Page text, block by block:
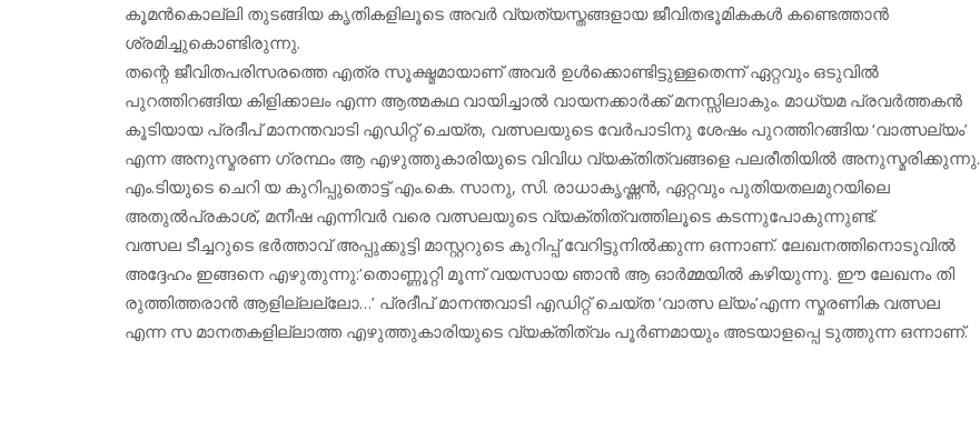
കൂമന്‍കൊല്ലി തുടങ്ങിയ കൃതികളിലൂടെ അവര്‍ വ്യത്യസ്തങ്ങളായ ജീവിതഭൂമികകള്‍ കണ്ടെത്താന്‍
ശ്രമിച്ചുകൊണ്ടിരുന്നു.
തന്റെ ജീവിതപരിസരത്തെ എത്ര സൂക്ഷ്മമായാണ് അവര്‍ ഉള്‍ക്കൊണ്ടിട്ടുള്ളതെന്ന് ഏറ്റവും ഒടുവില്‍
പുറത്തിറങ്ങിയ കിളിക്കാലം എന്ന ആത്മകഥ വായിച്ചാല്‍ വായനക്കാര്‍ക്ക് മനസ്സിലാകും. മാധ്യമ പ്രവര്‍ത്തകന്‍
കൂടിയായ പ്രദീപ് മാനന്തവാടി എഡിറ്റ് ചെയ്ത, വത്സലയുടെ വേര്‍പാടിനു ശേഷം പുറത്തിറങ്ങിയ ‘വാത്സല്യം’
എന്ന അനുസ്മരണ ഗ്രന്ഥം ആ എഴുത്തുകാരിയുടെ വിവിധ വ്യക്തിത്വങ്ങളെ പലരീതിയില്‍ അനുസ്മരിക്കുന്നു.
എം.ടിയുടെ ചെറി യ കുറിപ്പുതൊട്ട് എം.കെ. സാനു, സി. രാധാകൃഷ്ണന്‍, ഏറ്റവും പുതിയതലമുറയിലെ
അതുല്‍പ്രകാശ്, മനീഷ എന്നിവര്‍ വരെ വത്സലയുടെ വ്യക്തിത്വത്തിലൂടെ കടന്നുപോകുന്നുണ്ട്.
വത്സല ടീച്ചറുടെ ഭര്‍ത്താവ് അപ്പുക്കുട്ടി മാസ്റ്ററുടെ കുറിപ്പ് വേറിട്ടുനില്‍ക്കുന്ന ഒന്നാണ്. ലേഖനത്തിനൊടുവില്‍
അദ്ദേഹം ഇങ്ങനെ എഴുതുന്നു:’തൊണ്ണൂറ്റി മൂന്ന് വയസായ ഞാന്‍ ആ ഓര്‍മ്മയില്‍ കഴിയുന്നു. ഈ ലേഖനം തി
രുത്തിത്തരാന്‍ ആളില്ലല്ലോ…’ പ്രദീപ് മാനന്തവാടി എഡിറ്റ് ചെയ്ത ‘വാത്സ ല്യം’എന്ന സ്മരണിക വത്സല
എന്ന സ മാനതകളില്ലാത്ത എഴുത്തുകാരിയുടെ വ്യക്തിത്വം പൂര്‍ണമായും അടയാളപ്പെ ടുത്തുന്ന ഒന്നാണ്.